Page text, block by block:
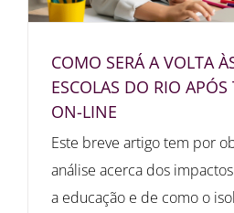
COMO SERÁ A VOLTA
ESCOLAS DO RIO
ON-LINE
Este breve artigo tem por
análise acerca dos
a educação e de como o